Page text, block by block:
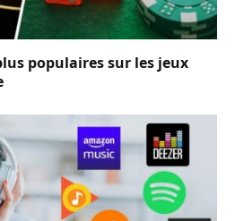
populaires sur les jeux